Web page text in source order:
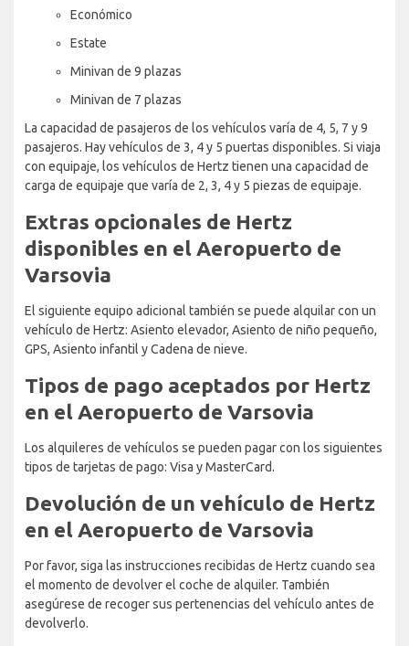
Económico
Estate
Minivan de 9 plazas
Minivan de 7 plazas
La capacidad de pasajeros de los vehículos varía de 4, 5, 7 y 9
pasajeros. Hay vehículos de 3, 4 y 5 puertas disponibles. Si viaja
con equipaje, los vehículos de Hertz tienen una capacidad de
carga de equipaje que varía de 2, 3, 4 y 5 piezas de equipaje.
Extras opcionales de Hertz
disponibles en el Aeropuerto de
Varsovia
El siguiente equipo adicional también se puede alquilar con un
vehículo de Hertz: Asiento elevador, Asiento de niño pequeño,
GPS, Asiento infantil y Cadena de nieve.
Tipos de pago aceptados por Hertz
en el Aeropuerto de Varsovia
Los alquileres de vehículos se pueden pagar con los siguientes
tipos de tarjetas de pago: Visa y MasterCard.
Devolución de un vehículo de Hertz
en el Aeropuerto de Varsovia
Por favor, siga las instrucciones recibidas de Hertz cuando sea
el momento de devolver el coche de alquiler. También
asegúrese de recoger sus pertenencias del vehículo antes de
devolverlo.